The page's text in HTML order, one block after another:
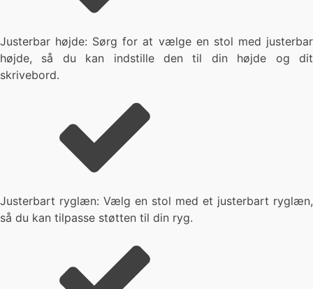
Justerbar højde: Sørg for at vælge en stol med justerbar
højde, så du kan indstille den til din højde og dit
skrivebord.
Justerbart ryglæn: Vælg en stol med et justerbart ryglæn,
så du kan tilpasse støtten til din ryg.